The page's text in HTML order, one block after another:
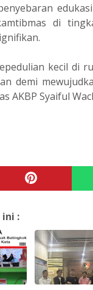
di
kecil di
demi
AKBP Syaiful
: